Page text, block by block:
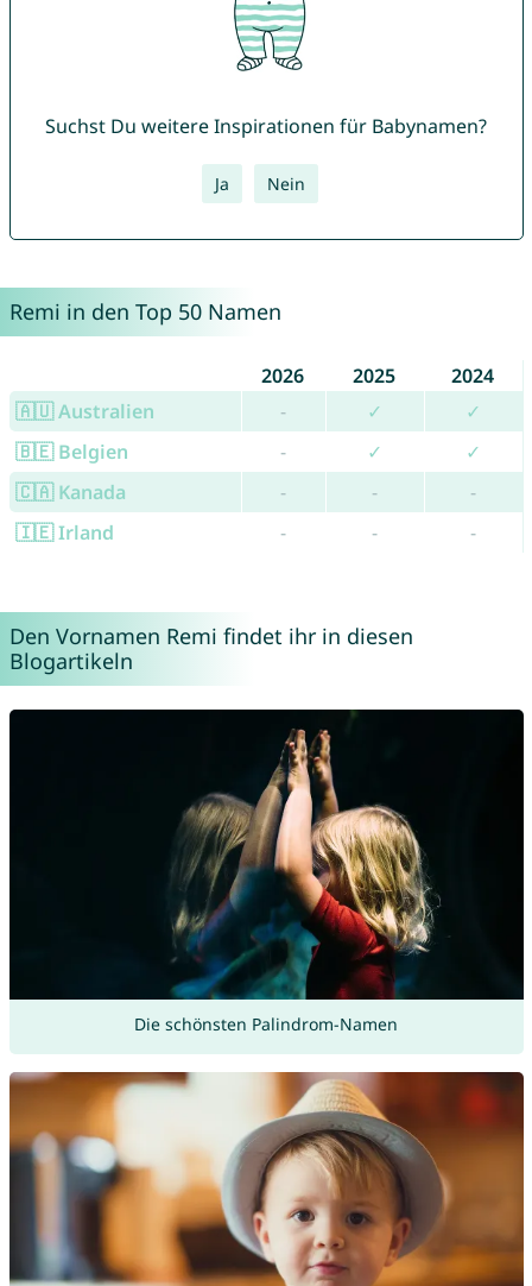
Suchst Du weitere Inspirationen für Babynamen?
Ja Nein
Remi in den Top 50 Namen
2026 2025
2024
🇦🇺 Australien
- ✓
✓
🇧🇪 Belgien
- ✓
✓
🇨🇦 Kanada
- -
-
🇮🇪 Irland
- - -
Den Vornamen Remi findet ihr in diesen
Blogartikeln
Die schönsten Palindrom-Namen